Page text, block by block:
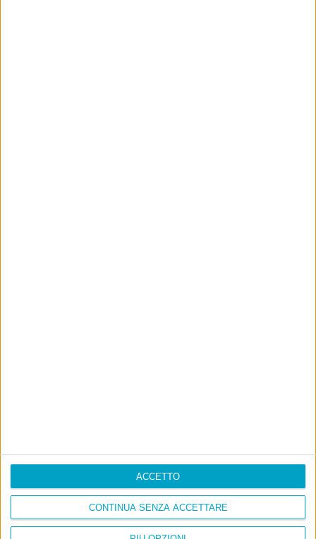
CONTINUA SENZA ACCETTARE
ACCETTO